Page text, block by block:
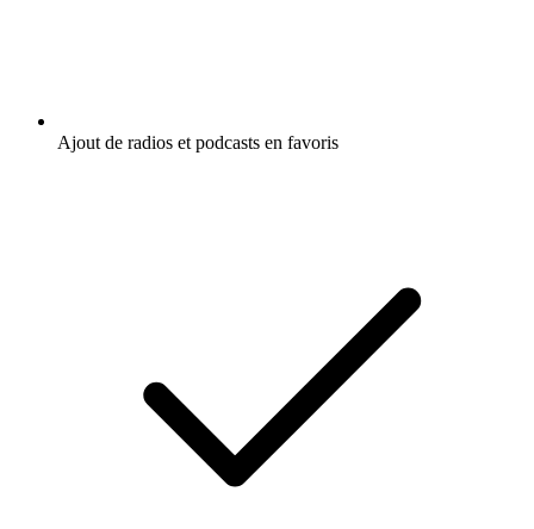
Ajout de radios et podcasts en favoris